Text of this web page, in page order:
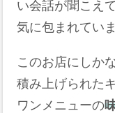
い会話が聞こえ
気に包まれていま
このお店にしか
積み上げられた
ワンメニューの